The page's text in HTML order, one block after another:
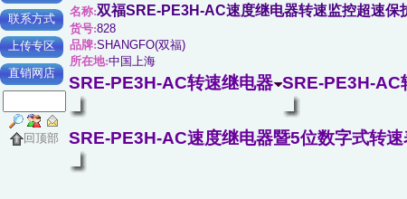
联系方式
上传专区
直销网店
回顶部
名称:双福SRE-PE3H-AC速度继电器转速监控超速保
货号:828
品牌:SHANGFO(双福)
所在地:中国上海
SRE-PE3H-AC转速继电器 SRE-PE3H-AC
SRE-PE3H-AC速度继电器暨5位数字式转